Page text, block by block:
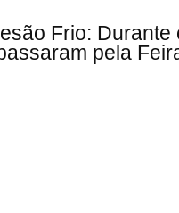
Frio: Durante
pela